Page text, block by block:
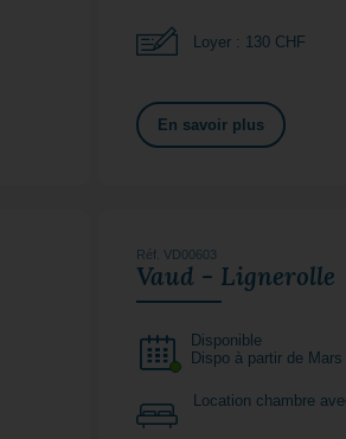
Loyer : 130 CHF
En savoir plus
Réf. VD00603
Vaud - Lignerolle
Disponible
Dispo à partir de Mars
Location chambre